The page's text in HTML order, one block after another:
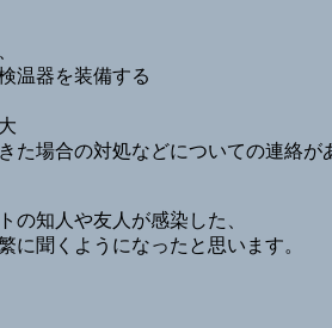
温器を装備する
た場合の対処などについての連絡が
の知人や友人が感染した、
に聞くようになったと思います。